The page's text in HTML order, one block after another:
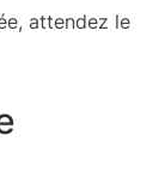
attendez le